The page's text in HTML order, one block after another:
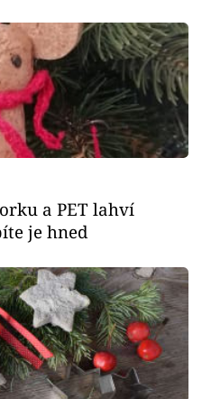
a PET lahví
je hned